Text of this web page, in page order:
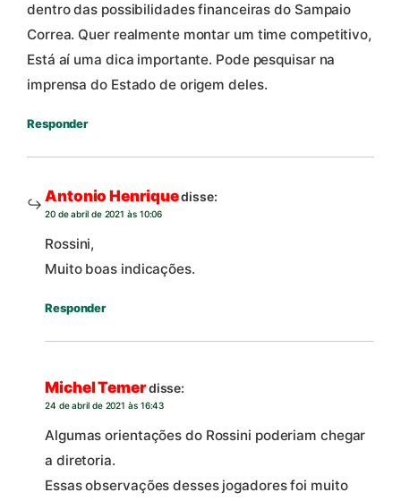
dentro das possibilidades financeiras do Sampaio
Correa. Quer realmente montar um time competitivo,
Está aí uma dica importante. Pode pesquisar na
imprensa do Estado de origem deles.
Responder
Antonio Henriquedisse:
20 de abril de 2021 às 10:06
Rossini,
Muito boas indicações.
Responder
Michel Temerdisse:
24 de abril de 2021 às 16:43
Algumas orientações do Rossini poderiam chegar
a diretoria.
Essas observações desses jogadores foi muito